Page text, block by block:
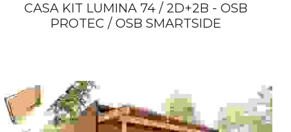
CASA KIT LUMINA 74 / 2D+2B - OSB
PROTEC / OSB SMARTSIDE